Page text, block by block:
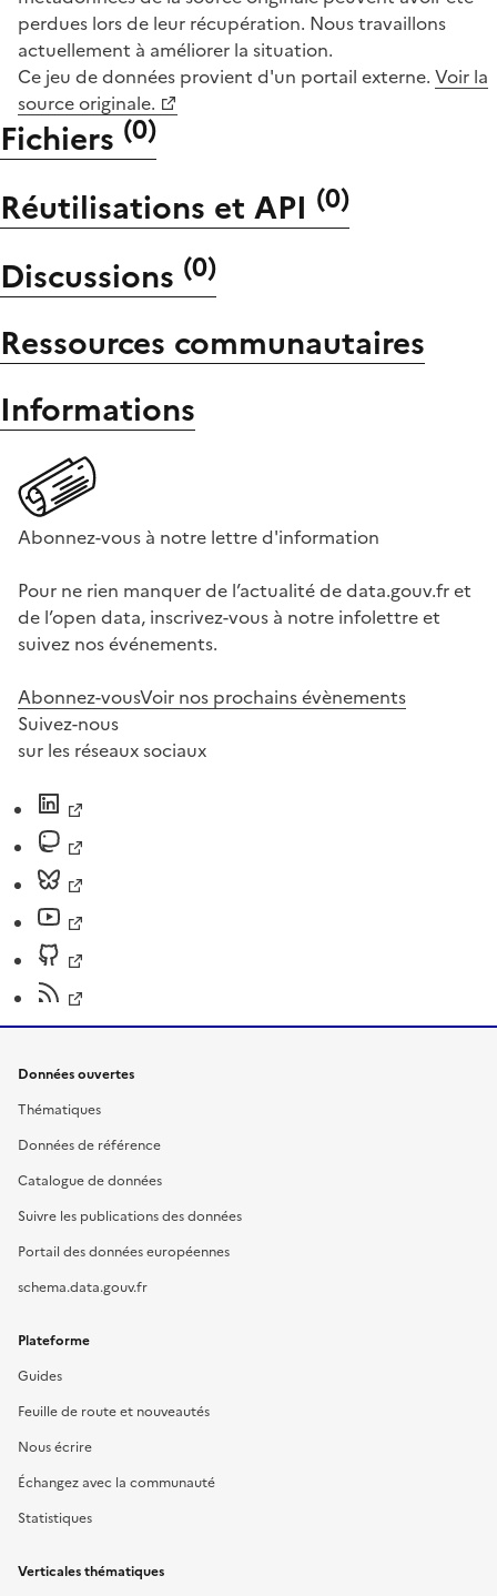
perdues lors de leur récupération. Nous travaillons
actuellement à améliorer la situation.
Ce jeu de données provient d'un portail externe. Voir la
source originale.
Fichiers (0)
Réutilisations et API (0)
Discussions (0)
Ressources communautaires
Informations
Abonnez-vous à notre lettre d'information
Pour ne rien manquer de l’actualité de data.gouv.fr et
de l’open data, inscrivez-vous à notre infolettre et
suivez nos événements.
Abonnez-vousVoir nos prochains évènements
Suivez-nous
sur les réseaux sociaux
Données ouvertes
Thématiques
Données de référence
Catalogue de données
Suivre les publications des données
Portail des données européennes
schema.data.gouv.fr
Plateforme
Guides
Feuille de route et nouveautés
Nous écrire
Échangez avec la communauté
Statistiques
Verticales thématiques